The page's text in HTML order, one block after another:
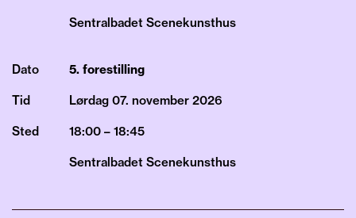
Sentralbadet Scenekunsthus
Dato
Tid
Sted
5. forestilling
Lørdag 07. november 2026
18:00 – 18:45
Sentralbadet Scenekunsthus